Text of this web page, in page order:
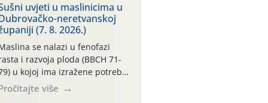
uvjeti u maslinicima u
neretvanskoj
(7. 8. 2026.)
se nalazi u fenofazi
i razvoja ploda (BBCH 71-
u kojoj ima izražene potrebe
vodom. Dugo razdoblje bez
značajnijih oborina uz
više